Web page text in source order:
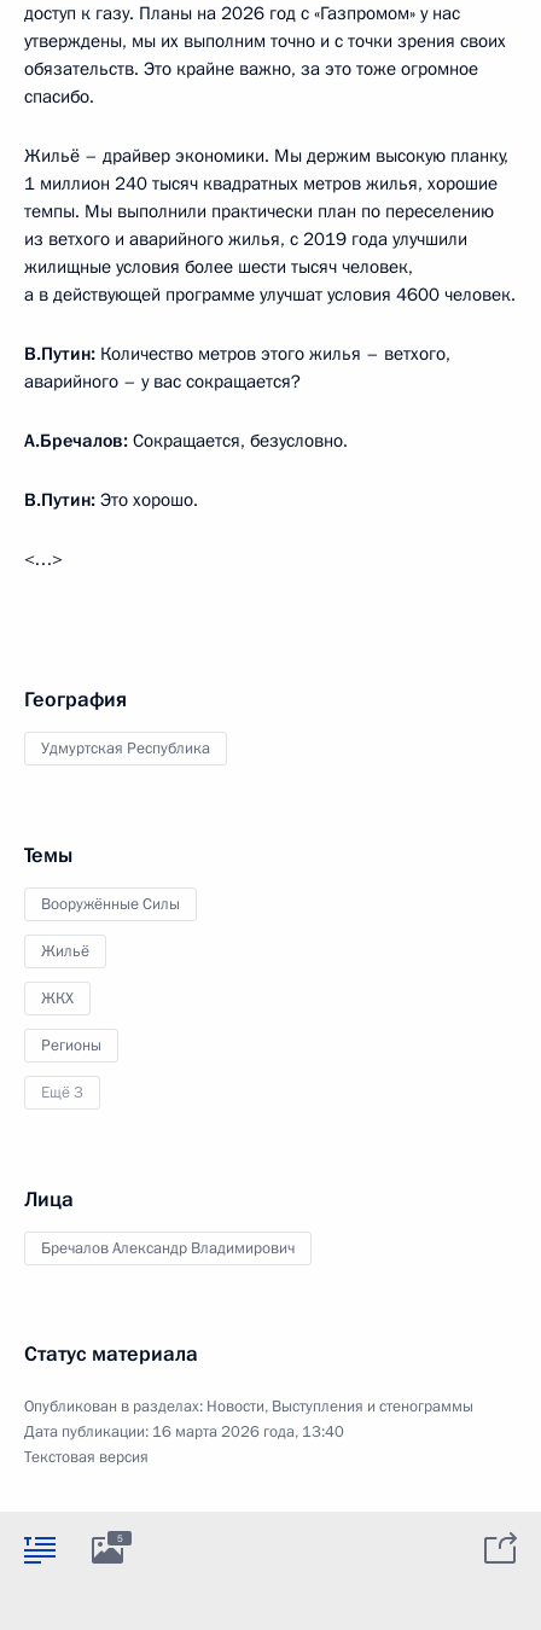
доступ к газу. Планы на 2026 год с «Газпромом» у нас
утверждены, мы их выполним точно и с точки зрения своих
обязательств. Это крайне важно, за это тоже огромное
спасибо.
Жильё – драйвер экономики. Мы держим высокую планку,
1 миллион 240 тысяч квадратных метров жилья, хорошие
темпы. Мы выполнили практически план по переселению
из ветхого и аварийного жилья, с 2019 года улучшили
жилищные условия более шести тысяч человек,
а в действующей программе улучшат условия 4600 человек.
В.Путин: Количество метров этого жилья – ветхого,
аварийного – у вас сокращается?
А.Бречалов: Сокращается, безусловно.
В.Путин: Это хорошо.
<…>
География
Удмуртская Республика
Темы
Вооружённые Силы
Жильё
ЖКХ
Регионы
Ещё 3
Лица
Бречалов Александр Владимирович
Статус материала
Опубликован в разделах: Новости, Выступления и стенограммы
Дата публикации: 16 марта 2026 года, 13:40
Текстовая версия
5